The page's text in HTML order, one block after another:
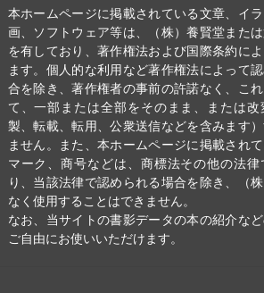
本ホームページに掲載されている文章、イ
画、ソフトウェア等は、（株）養賢堂また
を有しており、著作権法および国際条約に
ます。個人的な利用など著作権法によって
合を除き、著作権者の事前の許諾なく、こ
て、一部または全部をそのまま、または改
製、転載、転用、公衆送信などを含みます
ません。また、本ホームページに掲載され
マーク、商号などは、商標法その他の法律
り、当該法律で認められる場合を除き、（
なく使用することはできません。
なお、当サイトの書影データの本の紹介な
ご自由にお使いいただけます。